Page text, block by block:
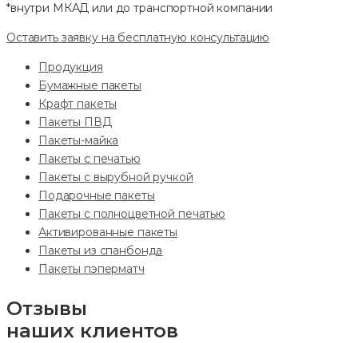
*внутри МКАД или до транспортной компании
Оставить заявку на бесплатную консультацию
Продукция
Бумажные пакеты
Крафт пакеты
Пакеты ПВД
Пакеты-майка
Пакеты с печатью
Пакеты с вырубной ручкой
Подарочные пакеты
Пакеты с полноцветной печатью
Активированные пакеты
Пакеты из спанбонда
Пакеты пэперматч
Отзывы
наших клиентов